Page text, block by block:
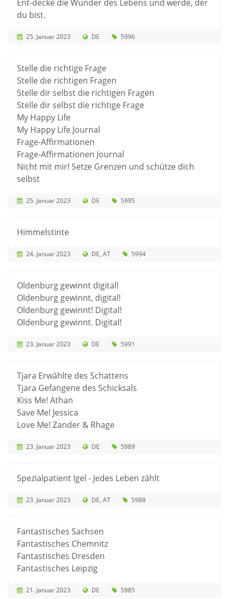
Ent-decke die Wunder des Lebens und werde, der
du bist.
25. Januar 2023 DE 5996
Stelle die richtige Frage
Stelle die richtigen Fragen
Stelle dir selbst die richtigen Fragen
Stelle dir selbst die richtige Frage
My Happy Life
My Happy Life Journal
Frage-Affirmationen
Frage-Affirmationen Journal
Nicht mit mir! Setze Grenzen und schütze dich
selbst
25. Januar 2023 DE 5995
Himmelstinte
24. Januar 2023 DE AT 5994
Oldenburg gewinnt digital!
Oldenburg gewinnt, digital!
Oldenburg gewinnt! Digital!
Oldenburg gewinnt. Digital!
23. Januar 2023 DE 5991
Tjara Erwählte des Schattens
Tjara Gefangene des Schicksals
Kiss Me! Athan
Save Me! Jessica
Love Me! Zander & Rhage
23. Januar 2023 DE 5989
Spezialpatient Igel - Jedes Leben zählt
23. Januar 2023 DE AT 5988
Fantastisches Sachsen
Fantastisches Chemnitz
Fantastisches Dresden
Fantastisches Leipzig
21. Januar 2023 DE 5985